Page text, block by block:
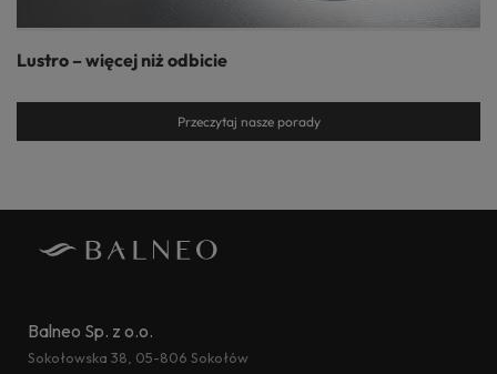
Lustro – więcej niż odbicie
Przeczytaj nasze porady
Balneo Sp. z o.o.
Sokołowska 38, 05-806 Sokołów